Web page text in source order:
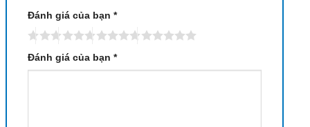
Đánh giá của bạn *
Đánh giá của bạn *